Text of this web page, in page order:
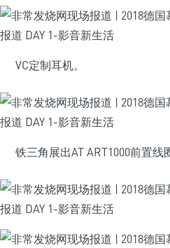
VC定制耳机。
铁三角展出AT ART1000前置线